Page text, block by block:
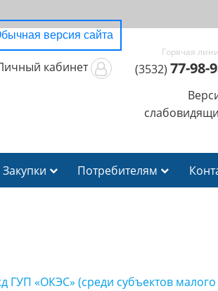
версия сайта
кабинет (3532) 77-98-
Закупки Потребителям
ГУП «ОКЭС» (среди субъектов малого